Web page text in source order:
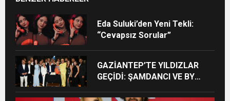
Eda Suluki’den Yeni Tekli:
“Cevapsız Sorular”
GAZİANTEP’TE YILDIZLAR
GEÇİDİ: ŞAMDANCI VE BY